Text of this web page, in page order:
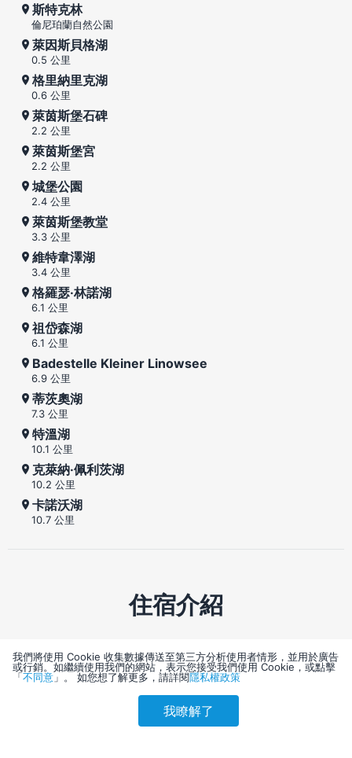
刷卡優惠 會員訂購
斯特克林
倫尼珀蘭自然公園
萊因斯貝格湖
0.5 公里
格里納里克湖
0.6 公里
萊茵斯堡石碑
2.2 公里
萊茵斯堡宮
2.2 公里
城堡公園
2.4 公里
萊茵斯堡教堂
3.3 公里
維特韋澤湖
3.4 公里
格羅瑟·林諾湖
6.1 公里
祖岱森湖
6.1 公里
Badestelle Kleiner Linowsee
6.9 公里
蒂茨奧湖
7.3 公里
特溫湖
10.1 公里
克萊納·佩利茨湖
10.2 公里
卡諾沃湖
10.7 公里
住宿介紹
萊因斯貝格哈芬多夫星期日度假村
靠近Badestelle Kleiner Linowsee
萊因斯貝格哈芬多夫星期日度假村 的位置在芮恩斯柏
格，湖畔，距離萊茵斯堡宮和城堡公園約 5 分鐘車程。
此海灘飯店地點絕佳，從這裡開車約 2.4 公里 (1.5 英哩)
我們將使用 Cookie 收集數據傳送至第三方分析使用者情形，並用於廣告
或行銷。如繼續使用我們的網站，表示您接受我們使用 Cookie，或點擊
「不同意 」。 如您想了解更多，請詳閱隱私權政策
我瞭解了